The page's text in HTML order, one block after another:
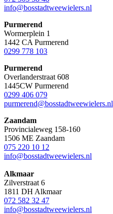
info@bosstadtweewielers.nl
Purmerend
Wormerplein 1
1442 CA Purmerend
0299 778 103
Purmerend
Overlanderstraat 608
1445CW Purmerend
0299 406 079
purmerend@bosstadtweewielers.nl
Zaandam
Provincialeweg 158-160
1506 ME Zaandam
075 220 10 12
info@bosstadtweewielers.nl
Alkmaar
Zilverstraat 6
1811 DH Alkmaar
072 582 32 47
info@bosstadtweewielers.nl